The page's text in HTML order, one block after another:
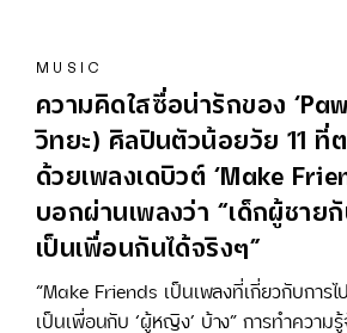
MUSIC
ความคิดใสซื่อน่ารักของ
วิทยะ) ศิลปินตัวน้อยวัย 11 ที่
ด้วยเพลงเดบิวต์ ‘Make
บอกผ่านเพลงว่า “เด็กผู้ชาย
เป็นเพื่อนกันได้จริงๆ”
“Make Friends เป็นเพลงที่เกี่ยวกับการไ
เป็นเพื่อนกับ ‘ผู้หญิง’ บ้าง” การทำความ